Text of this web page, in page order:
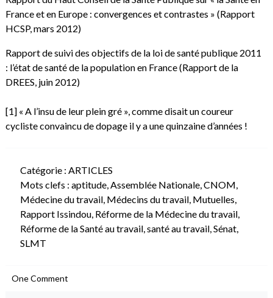
France et en Europe : convergences et contrastes » (Rapport
HCSP, mars 2012)
Rapport de suivi des objectifs de la loi de santé publique 2011
: l’état de santé de la population en France(Rapport de la
DREES, juin 2012)
[1]« A l’insu de leur plein gré », comme disait un coureur
cycliste convaincu de dopage il y a une quinzaine d’années !
Catégorie : ARTICLES
Mots clefs : aptitude, Assemblée Nationale, CNOM
Médecine du travail, Médecins du travail, Mutuelles
Rapport Issindou, Réforme de la Médecine du travail,
Réforme de la Santé au travail, santé au travail, Sénat,
SLMT
OneComment